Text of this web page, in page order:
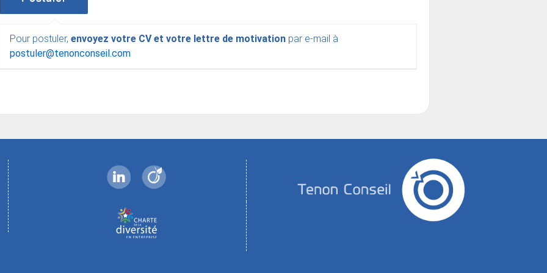
Pour postuler,envoyez votre CV et votre lettre de motivation par e-mail à
postuler@tenonconseil.com